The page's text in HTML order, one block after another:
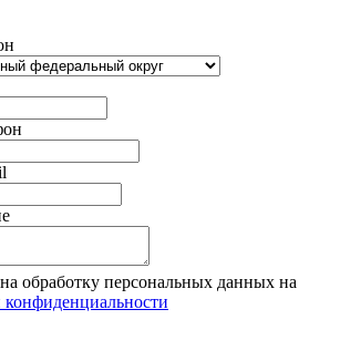
на обработку персональных данных на